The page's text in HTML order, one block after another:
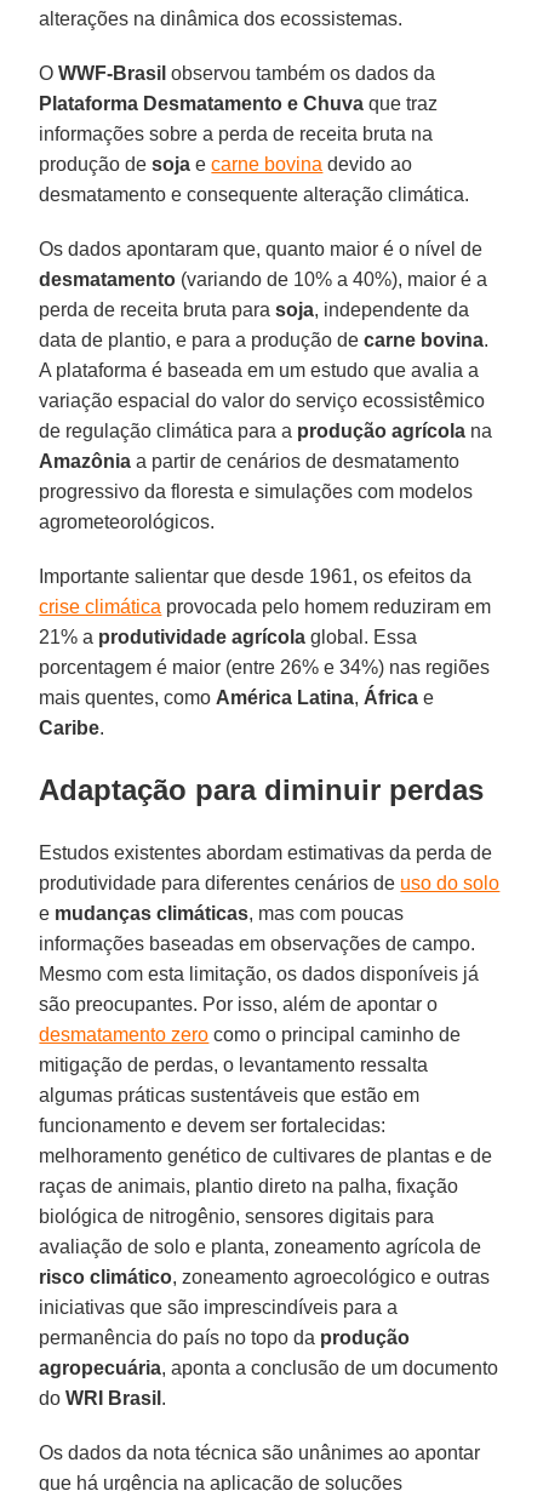
alterações na dinâmica dos ecossistemas.
OWWF-Brasil observou também os dados da
Plataforma Desmatamento e Chuva que traz
informações sobre a perda de receita bruta na
produção desoja ecarne bovina devido ao
desmatamento e consequente alteração climática.
Os dados apontaram que, quanto maior é o nível de
desmatamento (variando de 10% a 40%), maior é a
perda de receita bruta parasoja, independente da
data de plantio, e para a produção decarne bovina.
A plataforma é baseada em um estudo que avalia a
variação espacial do valor do serviço ecossistêmico
de regulação climática para a produção agrícola na
Amazônia a partir de cenários de desmatamento
progressivo da floresta e simulações com modelos
agrometeorológicos.
Importante salientar que desde 1961, os efeitos da
crise climática provocada pelo homem reduziram em
21% a produtividade agrícola global. Essa
porcentagem é maior (entre 26% e 34%) nas regiões
mais quentes, como América Latina, África e
Caribe.
Adaptação para diminuir perdas
Estudos existentes abordam estimativas da perda de
produtividade para diferentes cenários de uso do solo
e mudanças climáticas, mas com poucas
informações baseadas em observações de campo.
Mesmo com esta limitação, os dados disponíveis já
são preocupantes. Por isso, além de apontar o
desmatamento zero como o principal caminho de
mitigação de perdas, o levantamento ressalta
algumas práticas sustentáveis que estão em
funcionamento e devem ser fortalecidas:
melhoramento genético de cultivares de plantas e de
raças de animais, plantio direto na palha, fixação
biológica de nitrogênio, sensores digitais para
avaliação de solo e planta, zoneamento agrícola de
risco climático, zoneamento agroecológico e outras
iniciativas que são imprescindíveis para a
permanência do país no topo da produção
agropecuária, aponta a conclusão de um documento
doWRI Brasil .
Os dados da nota técnica são unânimes ao apontar
que há urgência na aplicação de soluções